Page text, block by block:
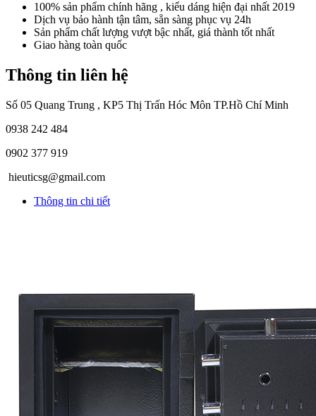
100% sản phẩm chính hãng , kiểu dáng hiện đại nhất 2019
Dịch vụ bảo hành tận tâm, sẵn sàng phục vụ 24h
Sản phẩm chất lượng vượt bậc nhất, giá thành tốt nhất
Giao hàng toàn quốc
Thông tin liên hệ
Số 05 Quang Trung , KP5 Thị Trấn Hóc Môn TP.Hồ Chí Minh
0938 242 484
0902 377 919
hieuticsg@gmail.com
Thông tin chi tiết